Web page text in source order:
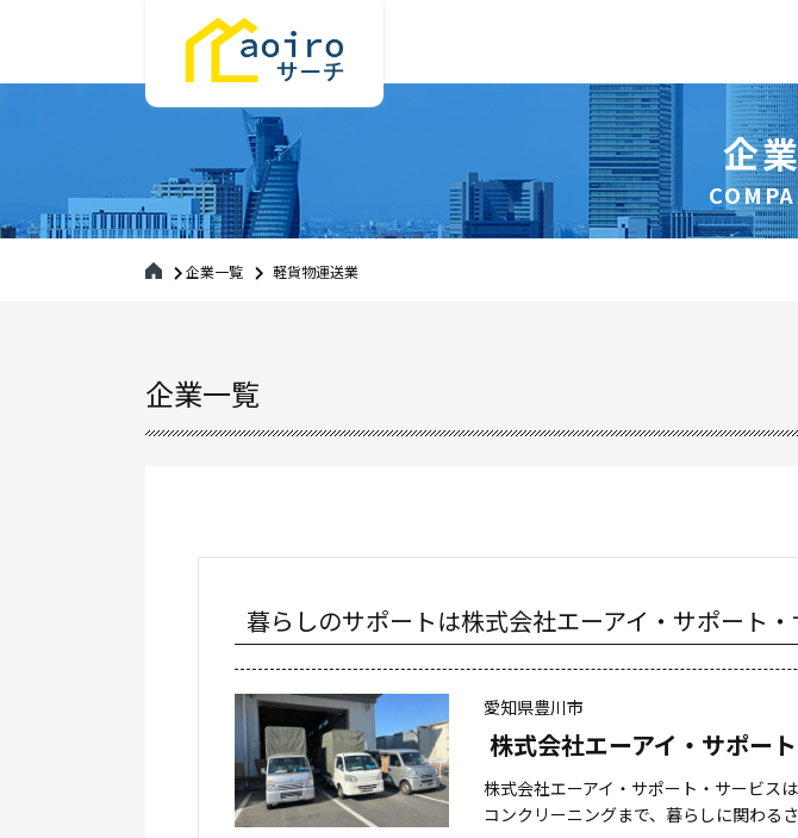
企
企業一覧 軽貨物運送業
企業一覧
暮らしのサポートは株式会社エーアイ・サポート
愛知県豊川市
株式会社エーアイ・サポー
株式会社エーアイ・サポート・サービス
コンクリーニングまで、暮らしに関わる